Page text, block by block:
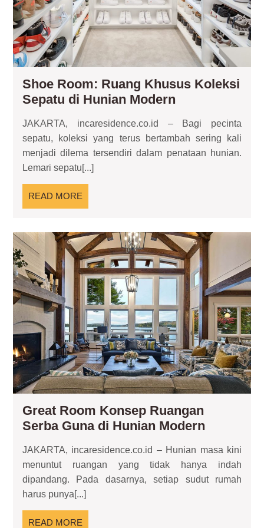
Shoe Room: Ruang Khusus Koleksi
Sepatu di Hunian Modern
Ruang
Khusus
Koleksi
JAKARTA, incaresidence.co.id – Bagi pecinta
sepatu, koleksi yang terus bertambah sering kali
menjadi dilema tersendiri dalam penataan hunian.
Lemari sepatu[...]
READ MORE
MORE
di
Great Room Konsep Ruangan
Serba Guna di Hunian Modern
Konsep
Ruangan
Serba
JAKARTA, incaresidence.co.id – Hunian masa kini
menuntut ruangan yang tidak hanya indah
dipandang. Pada dasarnya, setiap sudut rumah
harus punya[...]
READ MORE